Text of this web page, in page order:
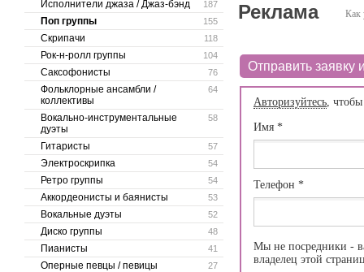
187
Исполнители джаза / Джаз-бэнд
155
Поп группы
118
Скрипачи
104
Рок-н-ролл группы
76
Саксофонисты
64
Фольклорные ансамбли /
коллективы
58
Вокально-инструментальные
дуэты
57
Гитаристы
54
Электроскрипка
54
Ретро группы
53
Аккордеонисты и баянисты
52
Вокальные дуэты
48
Диско группы
41
Пианисты
27
Оперные певцы / певицы
Как
Реклама
Отправить заявку
Авторизуйтесь,
Имя *
Телефон *
Мы не посредники -
владелец этой